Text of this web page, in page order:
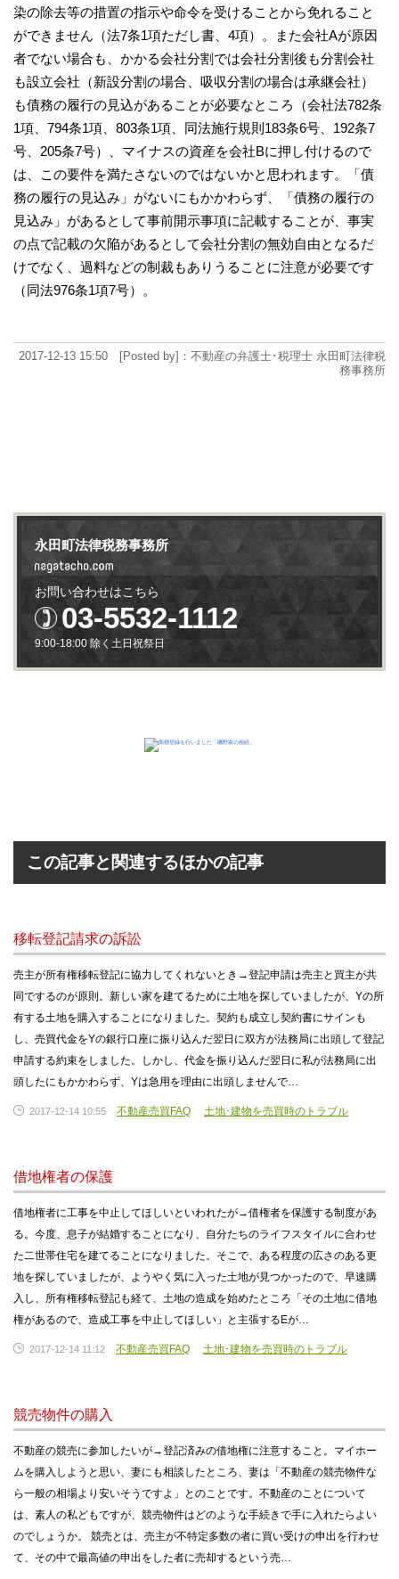
染の除去等の措置の指示や命令を受けることから免れること
ができません（法7条1項ただし書、4項）。また会社Aが原因
者でない場合も、かかる会社分割では会社分割後も分割会社
も設立会社（新設分割の場合、吸収分割の場合は承継会社）
も債務の履行の見込があることが必要なところ（会社法782条
1項、794条1項、803条1項、同法施行規則183条6号、192条7
号、205条7号）、マイナスの資産を会社Bに押し付けるので
は、この要件を満たさないのではないかと思われます。「債
務の履行の見込み」がないにもかかわらず、「債務の履行の
見込み」があるとして事前開示事項に記載することが、事実
の点で記載の欠陥があるとして会社分割の無効自由となるだ
けでなく、過料などの制裁もありうることに注意が必要です
（同法976条1項7号）。
2017-12-13 15:50 [Posted by]：不動産の弁護士･税理士 永田町法律税
務事務所
永田町法律税務事務所
お問い合わせはこちら
03-5532-1112
9:00-18:00 除く土日祝祭日
この記事と関連するほかの記事
移転登記請求の訴訟
売主が所有権移転登記に協力してくれないとき→登記申請は売主と買主が共
同でするのが原則。新しい家を建てるために土地を探していましたが、Yの所
有する土地を購入することになりました。契約も成立し契約書にサインも
し、売買代金をYの銀行口座に振り込んだ翌日に双方が法務局に出頭して登記
申請する約束をしました。しかし、代金を振り込んだ翌日に私が法務局に出
頭したにもかかわらず、Yは急用を理由に出頭しませんで…
2017-12-14 10:55 不動産売買FAQ 土地･建物を売買時のトラブル
借地権者の保護
借地権者に工事を中止してほしいといわれたが→借権者を保護する制度があ
る。今度、息子が結婚することになり、自分たちのライフスタイルに合わせ
た二世帯住宅を建てることになりました。そこで、ある程度の広さのある更
地を探していましたが、ようやく気に入った土地が見つかったので、早速購
入し、所有権移転登記も経て、土地の造成を始めたところ「その土地に借地
権があるので、造成工事を中止してほしい」と主張するEが…
2017-12-14 11:12 不動産売買FAQ 土地･建物を売買時のトラブル
競売物件の購入
不動産の競売に参加したいが→登記済みの借地権に注意すること。マイホー
ムを購入しようと思い、妻にも相談したところ、妻は「不動産の競売物件な
ら一般の相場より安いそうですよ」とのことです。不動産のことについて
は、素人の私どもですが、競売物件はどのような手続きで手に入れたらよい
のでしょうか。 競売とは、売主が不特定多数の者に買い受けの申出を行わせ
て、その中で最高値の申出をした者に売却するという売…